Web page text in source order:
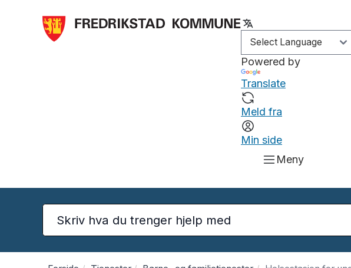
Powered by
Translate
Meld fra
Min side
Meny